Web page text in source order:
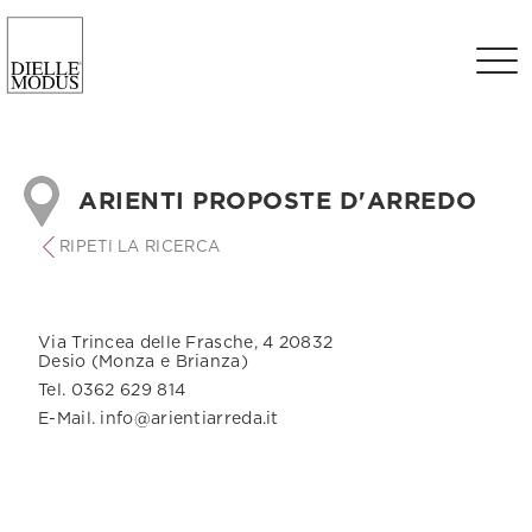
ARIENTI PROPOSTE D'ARREDO
RIPETI LA RICERCA
Via Trincea delle Frasche, 4 20832
Desio (Monza e Brianza)
Tel. 0362 629 814
E-Mail. info@arientiarreda.it